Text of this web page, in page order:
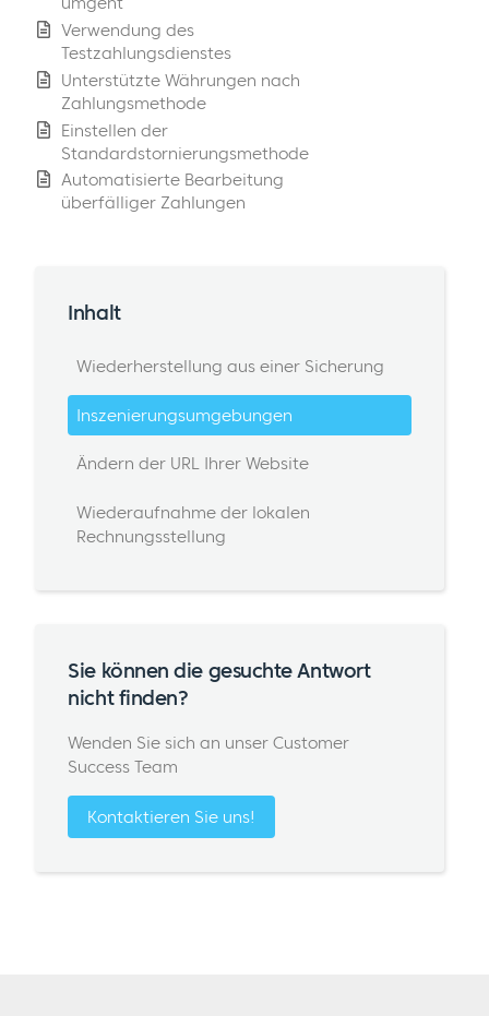
Verwendung des
Testzahlungsdienstes
Unterstützte Währungen nach
Zahlungsmethode
Einstellen der
Standardstornierungsmethode
Automatisierte Bearbeitung
überfälliger Zahlungen
Inhalt
Wiederherstellung aus einer Sicherung
Inszenierungsumgebungen
Ändern der URL Ihrer Website
Wiederaufnahme der lokalen
Rechnungsstellung
Sie können die gesuchte Antwort
nicht finden?
Wenden Sie sich an unser Customer
Success Team
Kontaktieren Sie uns!